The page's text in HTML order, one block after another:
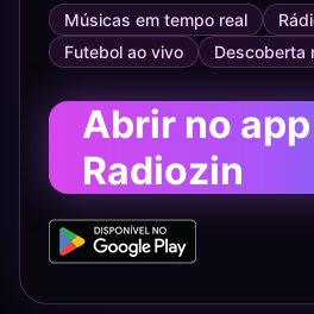
Músicas em tempo real
Futebol ao vivo
Descoberta
Abrir no app
Radiozin